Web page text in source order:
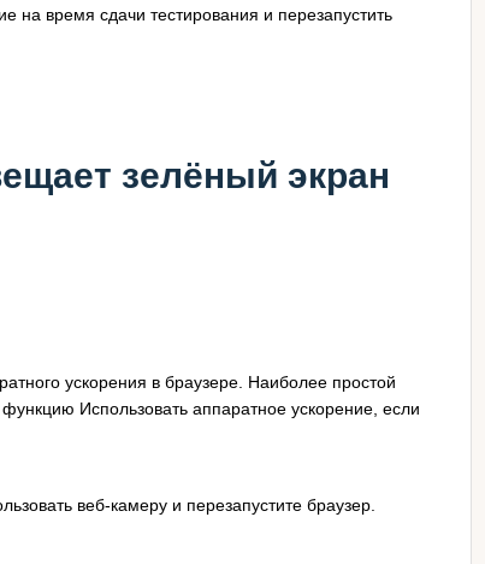
на время сдачи тестирования и перезапустить
зелёный экран
ускорения в браузере. Наиболее простой
Использовать аппаратное ускорение, если
веб-камеру и перезапустите браузер.